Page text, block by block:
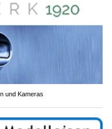
und Kameras